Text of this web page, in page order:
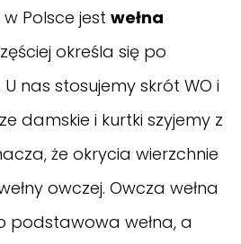
Polsce jest wełna
określa się po
nas stosujemy skrót WO i
damskie i kurtki szyjemy z
że okrycia wierzchnie
owczej. Owcza wełna
podstawowa wełna, a